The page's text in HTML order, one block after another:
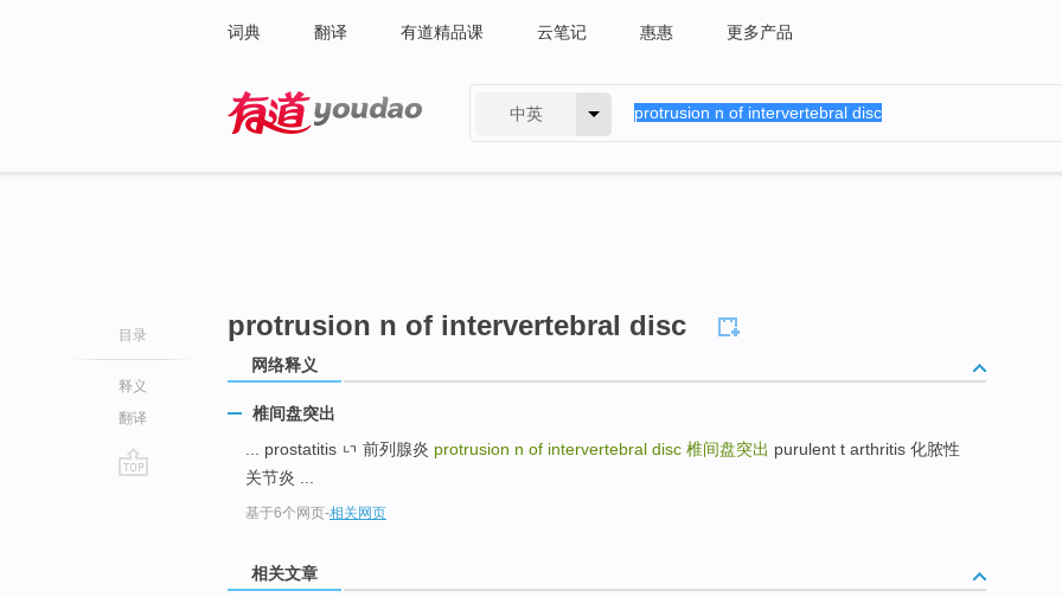
词典 翻译 有道精品课 云笔记 惠惠 更多产品
中英
目录
释义
翻译
protrusion n of intervertebral disc
网络释义
椎间盘突出
... prostatitis ᇅ 前列腺炎 protrusion n of intervertebral disc 椎间盘突出 purulent t arthritis 化脓性
关节炎 ...
基于6个网页-相关网页
相关文章